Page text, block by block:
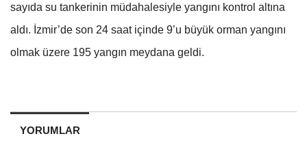
sayıda su tankerinin müdahalesiyle yangını kontrol altına
aldı. İzmir’de son 24 saat içinde 9’u büyük orman yangını
olmak üzere 195 yangın meydana geldi.
YORUMLAR